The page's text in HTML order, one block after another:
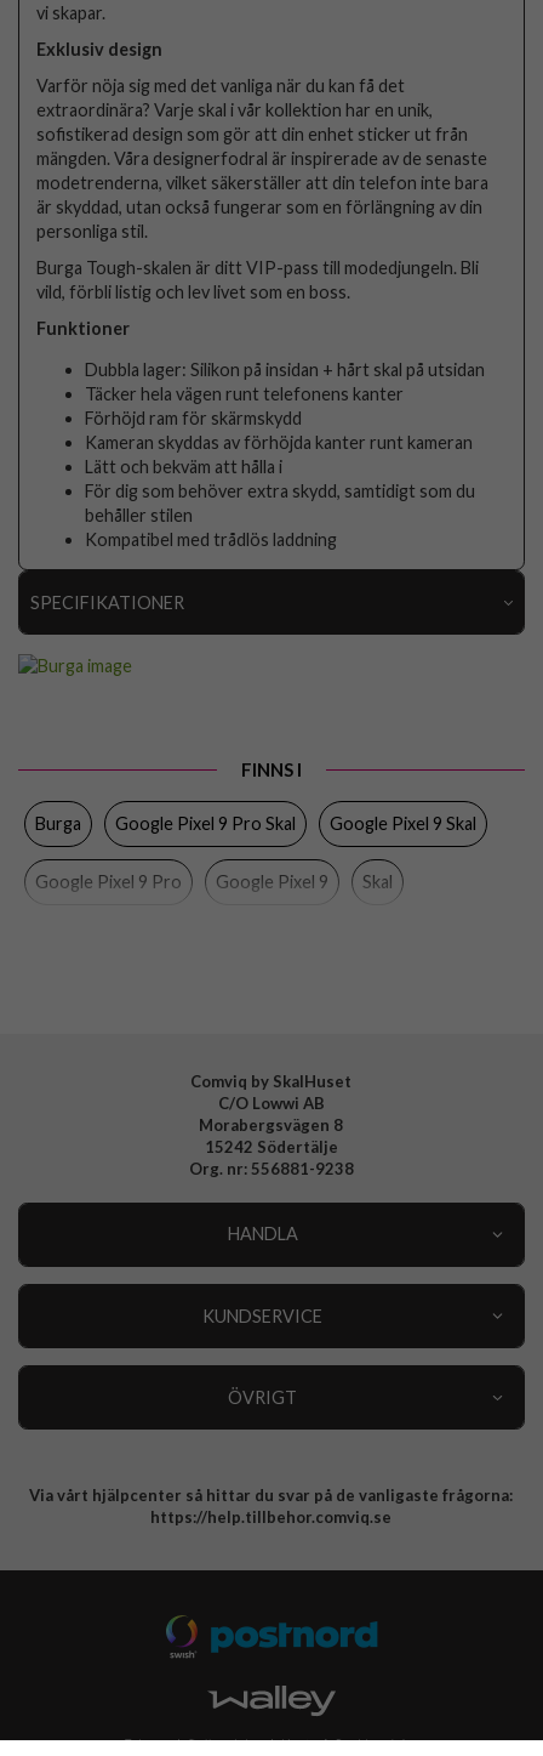
vi skapar.
Exklusiv design
Varför nöja sig med det vanliga när du kan få det
extraordinära? Varje skal i vår kollektion har en unik,
sofistikerad design som gör att din enhet sticker ut från
mängden. Våra designerfodral är inspirerade av de senaste
modetrenderna, vilket säkerställer att din telefon inte bara
är skyddad, utan också fungerar som en förlängning av din
personliga stil.
Burga Tough-skalen är ditt VIP-pass till modedjungeln. Bli
vild, förbli listig och lev livet som en boss.
Funktioner
Dubbla lager: Silikon på insidan + hårt skal på utsidan
Täcker hela vägen runt telefonens kanter
Förhöjd ram för skärmskydd
Kameran skyddas av förhöjda kanter runt kameran
Lätt och bekväm att hålla i
För dig som behöver extra skydd, samtidigt som du
behåller stilen
Kompatibel med trådlös laddning
SPECIFIKATIONER
Material Hårdplast (PC), Mjukplast (TPU)
FINNS I
Burga Google Pixel 9 Pro Skal Google Pixel 9 Skal
Google Pixel 9 Pro Google Pixel 9 Skal
Comviq by SkalHuset
C/O Lowwi AB
Morabergsvägen 8
15242 Södertälje
Org. nr: 556881-9238
HANDLA
KUNDSERVICE
ÖVRIGT
Integritetspolicy
Via vårt hjälpcenter så hittar du svar på de vanligaste frågorna:
https://help.tillbehor.comviq.se